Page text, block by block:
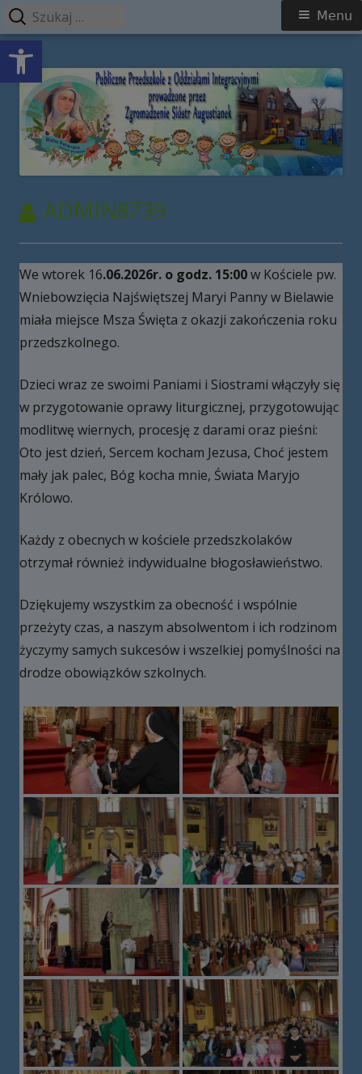
Open toolbar
Przeskocz
treści
Publiczne Przedszkole z Oddziałami
Integracyjnymi prowadzone przez
Zgromadzenie Sióstr Augustianek
Menu
główne
Menu
AUTOR:
ADMIN8739
We wtorek 16.06.2026r. o godz. 15:00w Kościele pw.
Wniebowzięcia Najświętszej Maryi Panny w Bielawie
miała miejsce Msza Święta z okazji zakończenia roku
przedszkolnego.
Dzieci wraz ze swoimi Paniami i Siostrami włączyły się
w przygotowanie oprawy liturgicznej, przygotowując
modlitwę wiernych, procesję z darami oraz pieśni:
Oto jest dzień, Sercem kocham Jezusa, Choć jestem
mały jak palec, Bóg kocha mnie, Świata Maryjo
Królowo.
Każdy z obecnych w kościele przedszkolaków
otrzymał również indywidualne błogosławieństwo.
Dziękujemy wszystkim za obecność i wspólnie
przeżyty czas, a naszym absolwentom i ich rodzinom
życzymy samych sukcesów i wszelkiej pomyślności na
drodze obowiązków szkolnych.